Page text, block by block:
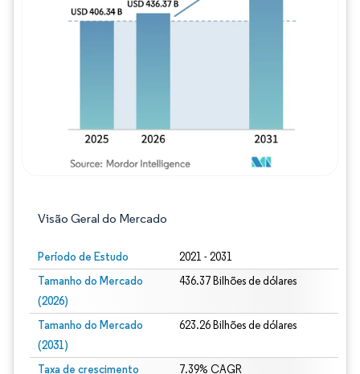
Visão Geral do Mercado
Período de Estudo 2021 - 2031
Tamanho do Mercado
(2026)
436.37 Bilhões de dólares
Tamanho do Mercado
(2031)
623.26 Bilhões de dólares
Taxa de crescimento
7.39% CAGR